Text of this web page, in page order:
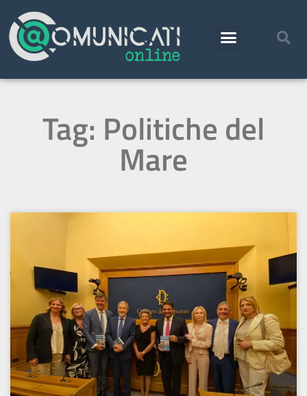
Tag: Politiche del
Mare